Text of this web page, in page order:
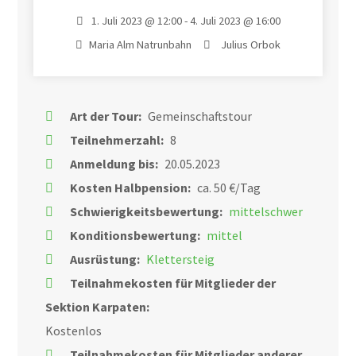
1. Juli 2023 @ 12:00 - 4. Juli 2023 @ 16:00
Maria Alm Natrunbahn
Julius Orbok
Art der Tour: Gemeinschaftstour
Teilnehmerzahl: 8
Anmeldung bis: 20.05.2023
Kosten Halbpension: ca. 50 €/Tag
Schwierigkeitsbewertung: mittelschwer
Konditionsbewertung: mittel
Ausrüstung: Klettersteig
Teilnahmekosten für Mitglieder der
Sektion Karpaten:
Kostenlos